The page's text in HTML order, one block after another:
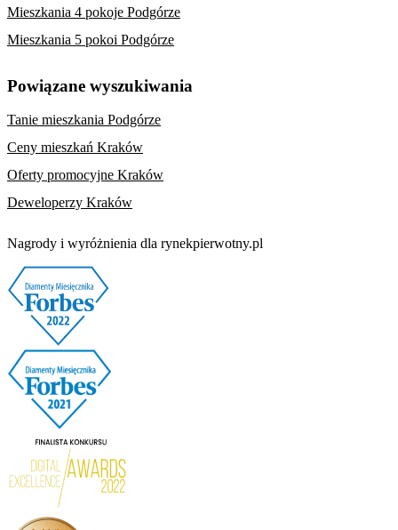
Mieszkania 4 pokoje Podgórze
Mieszkania 5 pokoi Podgórze
Powiązane wyszukiwania
Tanie mieszkania Podgórze
Ceny mieszkań Kraków
Oferty promocyjne Kraków
Deweloperzy Kraków
Nagrody i wyróżnienia dla rynekpierwotny.pl